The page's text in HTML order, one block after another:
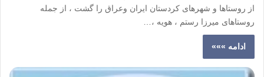
از روستاها و شهرهای کردستان ایران وعراق را گشت ، از جمله
روستاهای میرزا رستم ، هویه ،…
ادامه »»»